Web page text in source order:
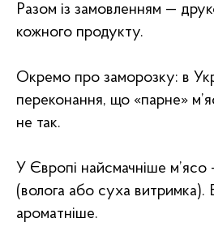
Разом із замовленням —
кожного продукту.
Окремо про заморозку: в
переконання, що «парне»
не так.
У Європі найсмачніше
(волога або суха витримка).
ароматніше.